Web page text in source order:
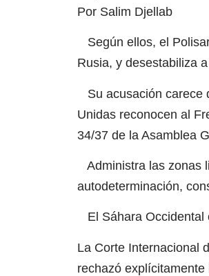
Por Salim Djellab
Según ellos, el
Rusia, y desestabiliza
Su acusación carece
Unidas reconocen al
34/37 de la Asamblea
Administra las zonas
autodeterminación,
El Sáhara Occidental
La Corte Internacional
rechazó